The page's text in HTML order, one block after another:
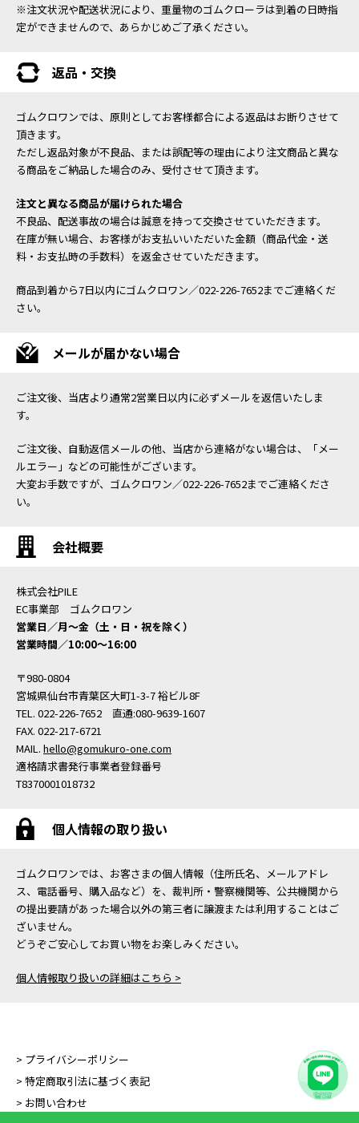
※注文状況や配送状況により、重量物のゴムクローラは到着の日時指
定ができませんので、あらかじめご了承ください。
返品・交換
ゴムクロワンでは、原則としてお客様都合による返品はお断りさせて
頂きます。
ただし返品対象が不良品、または誤配等の理由により注文商品と異な
る商品をご納品した場合のみ、受付させて頂きます。
注文と異なる商品が届けられた場合
不良品、配送事故の場合は誠意を持って交換させていただきます。
在庫が無い場合、お客様がお支払いいただいた金額（商品代金・送
料・お支払時の手数料）を返金させていただきます。
商品到着から7日以内にゴムクロワン／022-226-7652までご連絡くだ
さい。
メールが届かない場合
ご注文後、当店より通常2営業日以内に必ずメールを返信いたしま
す。
ご注文後、自動返信メールの他、当店から連絡がない場合は、「メー
ルエラー」などの可能性がございます。
大変お手数ですが、ゴムクロワン／022-226-7652までご連絡くださ
い。
会社概要
株式会社PILE
EC事業部 ゴムクロワン
営業日／月〜金（土・日・祝を除く）
営業時間／10:00〜16:00
〒980-0804
宮城県仙台市青葉区大町1-3-7 裕ビル8F
TEL. 022-226-7652 直通:080-9639-1607
FAX. 022-217-6721
MAIL. hello@gomukuro-one.com
適格請求書発行事業者登録番号
T8370001018732
個人情報の取り扱い
ゴムクロワンでは、お客さまの個人情報（住所氏名、メールアドレ
ス、電話番号、購入品など）を、裁判所・警察機関等、公共機関から
の提出要請があった場合以外の第三者に譲渡または利用することはご
ざいません。
どうぞご安心してお買い物をお楽しみください。
個人情報取り扱いの詳細はこちら >
> プライバシーポリシー
> 特定商取引法に基づく表記
> お問い合わせ